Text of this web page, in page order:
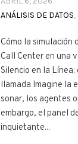
ANÁLISIS DE DATOS,
Cómo la simulación
Call Center en una
Silencio en la
llamada Imagine la
sonar, los agentes
embargo, el panel
inquietante...